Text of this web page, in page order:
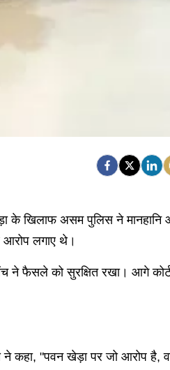
के खिलाफ असम पुलिस ने मानहानि
आरोप लगाए थे।
ने फैसले को सुरक्षित रखा। आगे
ने कहा, "पवन खेड़ा पर जो आरोप है,